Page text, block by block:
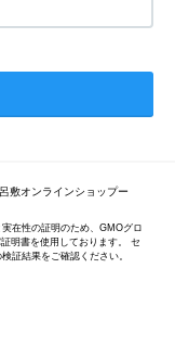
敷オンラインショップー
在性の証明のため、GMOグロ
明書を使用しております。 セ
証結果をご確認ください。